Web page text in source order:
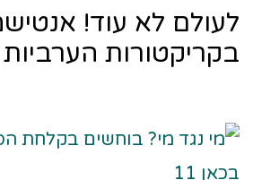
לעולם לא עוד!
בקריקטורות הערביות |